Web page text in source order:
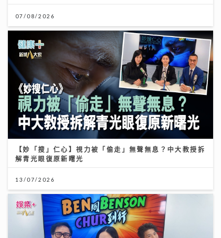
07/08/2026
【妙「搜」仁心】視力被「偷走」無聲無息？中大教授拆
解青光眼復原新曙光
13/07/2026